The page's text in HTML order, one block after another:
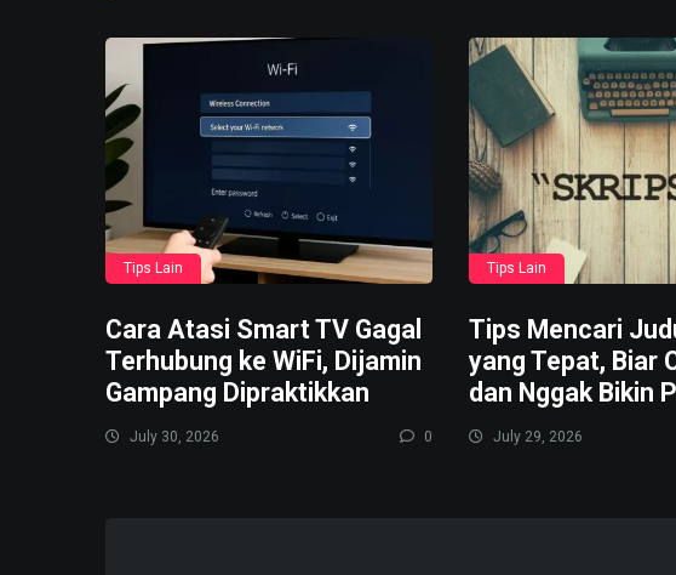
Tips Lain
Cara Atasi Smart TV Gagal
Terhubung ke WiFi, Dijamin
Gampang Dipraktikkan
July 30, 2026 0
Tips Lain
Tips Mencari
yang Tepat, Biar
dan Nggak Bikin
July 29, 2026